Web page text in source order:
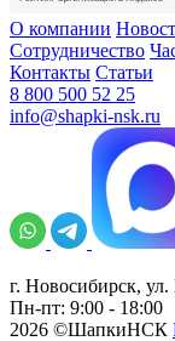
О компании
Сотрудничество
Контакты Статьи
8 800 500 52 25
info@shapki-nsk.ru
г. Новосибирск,
Пн-пт: 9:00 - 18:00
2026 ©ШапкиНСК